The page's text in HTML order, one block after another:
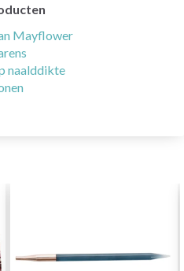
Mayflower
naalddikte